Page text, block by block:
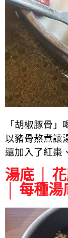
「胡椒豚骨
以豬骨熬煮讓
還加入了紅棗
湯底 │
│ 每種